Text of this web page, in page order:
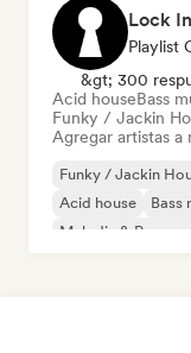
Lock
Playlist
&gt; 300
Acid houseBass
Funky / Jackin
Agregar artistas a
Funky / Jackin
Acid house
Bass
Melodic &